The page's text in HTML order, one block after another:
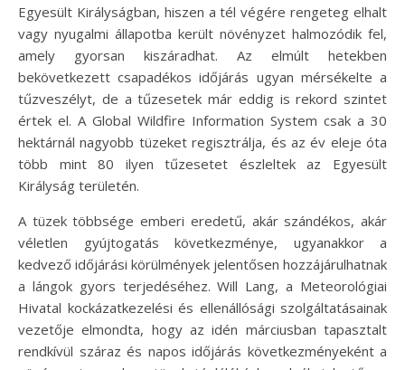
Egyesült Királyságban, hiszen a tél végére rengeteg elhalt
vagy nyugalmi állapotba került növényzet halmozódik fel,
amely gyorsan kiszáradhat. Az elmúlt hetekben
bekövetkezett csapadékos időjárás ugyan mérsékelte a
tűzveszélyt, de a tűzesetek már eddig is rekord szintet
értek el. A Global Wildfire Information System csak a 30
hektárnál nagyobb tüzeket regisztrálja, és az év eleje óta
több mint 80 ilyen tűzesetet észleltek az Egyesült
Királyság területén.
A tüzek többsége emberi eredetű, akár szándékos, akár
véletlen gyújtogatás következménye, ugyanakkor a
kedvező időjárási körülmények jelentősen hozzájárulhatnak
a lángok gyors terjedéséhez. Will Lang, a Meteorológiai
Hivatal kockázatkezelési és ellenállósági szolgáltatásainak
vezetője elmondta, hogy az idén márciusban tapasztalt
rendkívül száraz és napos időjárás következményeként a